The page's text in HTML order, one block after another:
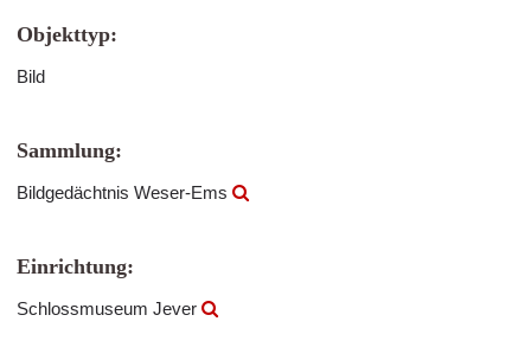
Objekttyp:
Bild
Sammlung:
Bildgedächtnis Weser-Ems
Einrichtung:
Schlossmuseum Jever